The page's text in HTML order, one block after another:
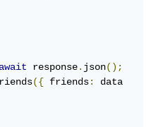
await response.json();
({ friends: